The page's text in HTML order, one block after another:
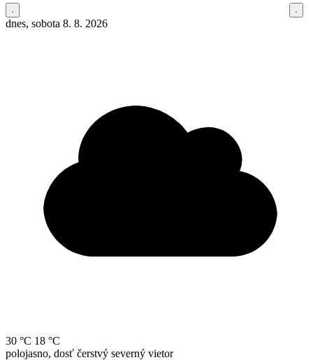
dnes, sobota 8. 8. 2026
30 °C 18 °C
polojasno, dosť čerstvý severný vietor